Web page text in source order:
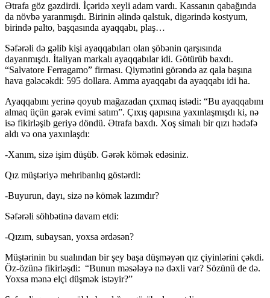
Ətrafa göz gəzdirdi. İçəridə xeyli adam vardı. Kassanın qabağında
da növbə yaranmışdı. Birinin əlində qalstuk, digərində kostyum,
birində palto, başqasında ayaqqabı, plaş…
Səfərəli də gəlib kişi ayaqqabıları olan şöbənin qarşısında
dayanmışdı. İtaliyan markalı ayaqqabılar idi. Götürüb baxdı.
“Salvatore Ferragamo” firması. Qiymətini görəndə az qala başına
hava gələcəkdi: 595 dollara. Amma ayaqqabı da ayaqqabı idi ha.
Ayaqqabını yerinə qoyub mağazadan çıxmaq istədi: “Bu ayaqqabını
almaq üçün gərək evimi satım”. Çıxış qapısına yaxınlaşmışdı ki, nə
isə fikirləşib geriyə döndü. Ətrafa baxdı. Xoş simalı bir qızı hədəfə
aldı və ona yaxınlaşdı:
-Xanım, sizə işim düşüb. Gərək kömək edəsiniz.
Qız müştəriyə mehribanlıq göstərdi:
-Buyurun, dayı, sizə nə kömək lazımdır?
Səfərəli söhbətinə davam etdi:
-Qızım, subaysan, yoxsa ərdəsən?
Müştərinin bu sualından bir şey başa düşməyən qız çiyinlərini çəkdi.
Öz-özünə fikirləşdi: “Bunun məsələyə nə dəxli var? Sözünü de də.
Yoxsa mənə elçi düşmək istəyir?”